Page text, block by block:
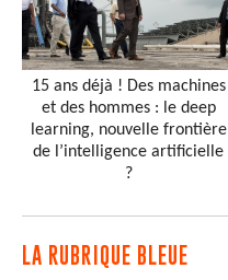
15 ans déjà ! Des machines
et des hommes : le deep
learning, nouvelle frontière
de l’intelligence artificielle
?
LA RUBRIQUE BLEUE